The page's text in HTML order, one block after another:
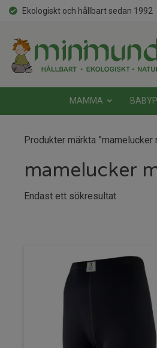
Ekologiskt och hållbart sedan 1992
MAMMA
Produkter märkta ”mamelucker
mamelucker
Endast ett sökresultat